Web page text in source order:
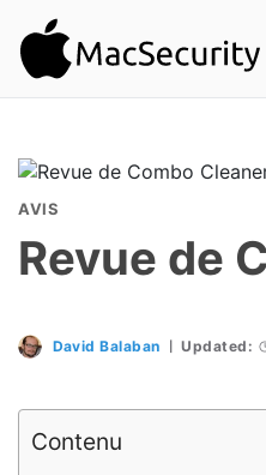
AVIS
Revue de
David Balaban Updated:
Contenu